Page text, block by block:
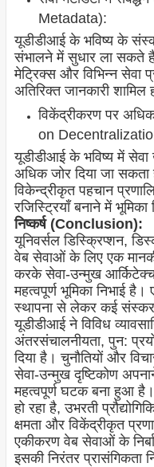
Metadata):
यूडीडीआई के भविष्य के
संभालने में सुधार ला सकते
मेट्रिक्स और विभिन्न सेवा
अतिरिक्त जानकारी शामिल
विकेंद्रीकरण पर
on
यूडीडीआई के भविष्य में
अधिक जोर दिया जा सकता
विकेन्द्रीकृत पहचान
रजिस्ट्रियाँ बनाने में
निष्कर्ष (Conclusion):
यूनिवर्सल डिस्क्रिप्शन,
वेब सेवाओं के लिए एक
करके सेवा-उन्मुख
महत्वपूर्ण भूमिका निभाई
स्थापना से लेकर कई
यूडीडीआई ने विविध
अंतरसंचालनीयता, पुन:
दिया है। चुनौतियों और
सेवा-उन्मुख दृष्टिकोण
महत्वपूर्ण घटक बना हुआ
हो रहा है, उभरती
क्षमता और विकेंद्रीकृत
एकीकरण वेब सेवाओं के
इसकी निरंतर प्रासंगिकता